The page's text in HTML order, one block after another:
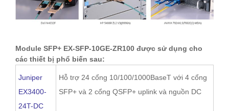
Module SFP+ EX-SFP-10GE-ZR100 được sử dụng cho
các thiết bị phổ biến sau:
Juniper
EX3400-
24T-DC
Hỗ trợ 24 cổng 10/100/1000BaseT với 4 cổng
SFP+ và 2 cổng QSFP+ uplink và nguồn DC